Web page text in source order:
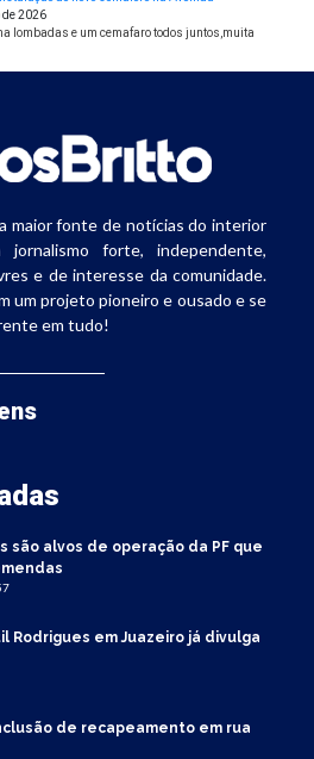
de 2026
lombadas e um cemafaro todos juntos,muita
maior fonte de notícias do interior
forte, independente,
e de interesse da comunidade.
um projeto pioneiro e ousado e se
em tudo!
são alvos de operação da PF que
Rodrigues em Juazeiro já divulga
de recapeamento em rua